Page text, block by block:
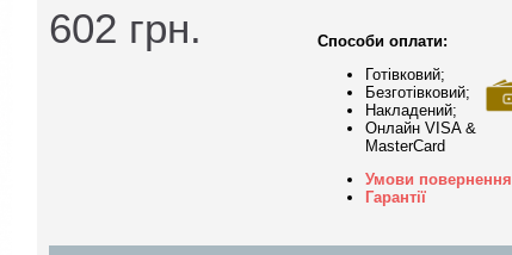
602 грн.
Способи оплати:
Готівковий;
Безготівковий;
Накладений;
Онлайн VISA &
MasterCard
Умови повернення
Гарантії